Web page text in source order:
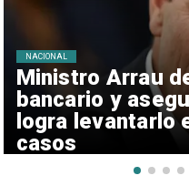
Ministro Arrau
bancario y
logra levantarlo
casos
NACIONAL